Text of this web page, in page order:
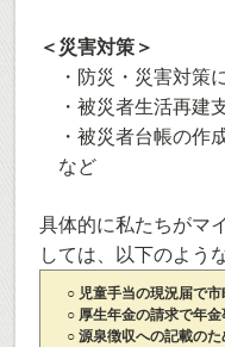
＜災害対策＞
・防災・災害対策
・被災者生活再建
・被災者台帳の作
など
具体的に私たちがマ
しては、以下のよう
○ 児童手当の現況届で市
○ 厚生年金の請求で年金
○ 源泉徴収への記載のた